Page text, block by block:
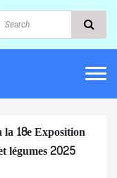
18e Exposition
légumes 2025